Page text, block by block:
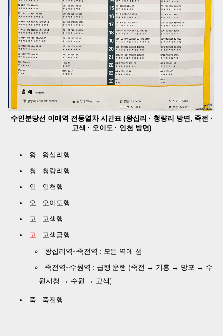
수인분당선 이매역 전동열차 시간표 (왕십리 · 청량리 방면, 죽전 ·
고색 · 오이도 · 인천 방면)
왕 : 왕십리행
청 : 청량리행
인 : 인천행
오 : 오이도행
고 : 고색행
고 : 고색급행
왕십리역~죽전역 : 모든 역에 섬
죽전역~수원역 : 급행 운행 (죽전 → 기흥 → 망포 → 수
원시청 → 수원 → 고색)
죽 : 죽전행